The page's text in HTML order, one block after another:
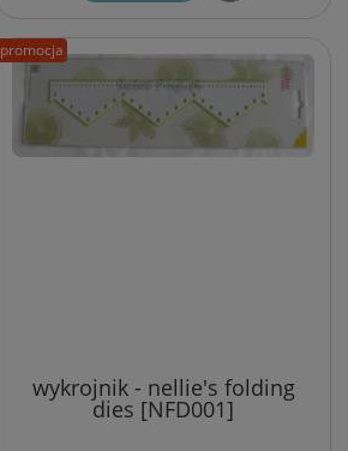
wykrojnik - nellie's folding
dies [NFD001]
promocja